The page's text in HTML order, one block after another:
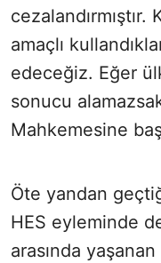
amaçlı
edeceğiz. Eğer
sonucu
Mahkemesine
Öte yandan
HES eyleminde
arasında